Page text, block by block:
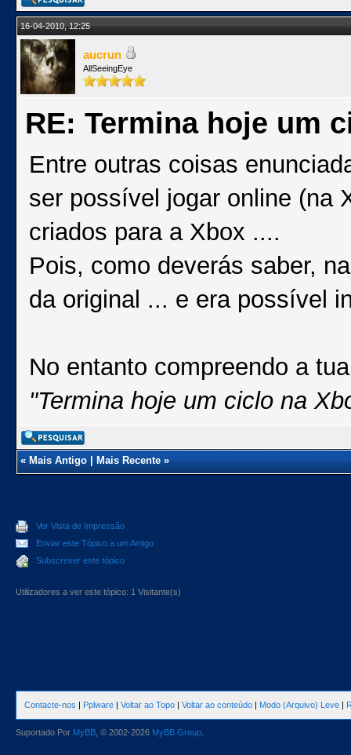
16-04-2010, 12:25
aucrun
AllSeeingEye
RE: Termina hoje um
Entre outras coisas
ser possível jogar online (na
criados para a Xbox ....
Pois, como deverás saber,
da original ... e era possível
No entanto compreendo a
"Termina hoje um ciclo na
«Mais Antigo|Mais Recente»
Ver Vista de Impressão
Enviar este Tópico a um Amigo
Subscrever este tópico
Utilizadores a ver este tópico: 1 Visitante(s)
Contacte-nos | Pplware | Voltar ao Topo | Voltar ao conteúdo | Modo (Arquivo) Leve |
Suportado Por MyBB , © 2002-2026 MyBB Group